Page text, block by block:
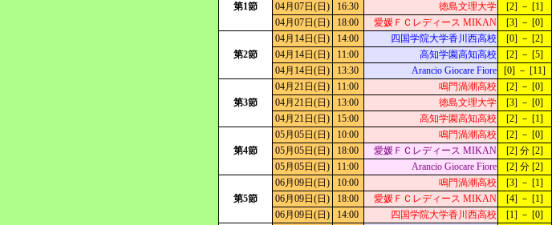
第1節
04月07日(日)
16:30 徳島文理大学 [2] － [1]
04月07日(日)
18:00 愛媛ＦＣレディース MIKAN [3] － [0]
第2節
04月14日(日) 14:00 四国学院大学香川西高校 [0] － [2]
04月14日(日)
11:00 高知学園高知高校 [2] － [5]
04月14日(日)
13:30 Arancio Giocare Fiore [0] － [11]
第3節
04月21日(日) 11:00 鳴門渦潮高校 [2] － [0]
04月21日(日)
13:00 徳島文理大学 [3] － [0]
04月21日(日)
15:00 高知学園高知高校 [2] － [1]
第4節
05月05日(日) 10:00 鳴門渦潮高校 [2] － [0]
05月05日(日)
18:00 愛媛ＦＣレディース MIKAN [2] 分 [2]
05月05日(日)
11:00 Arancio Giocare Fiore [2] 分 [2]
第5節
06月09日(日) 10:00 鳴門渦潮高校 [3] － [1]
06月09日(日)
18:00 愛媛ＦＣレディース MIKAN [4] － [1]
06月09日(日)
14:00 四国学院大学香川西高校 [1] － [0]